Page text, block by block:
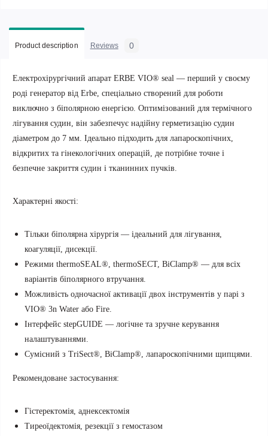
Product description Reviews 0
Електрохірургічний апарат ERBE VIO® seal — перший у своєму
роді генератор від Erbe, спеціально створений для роботи
виключно з біполярною енергією. Оптимізований для термічного
лігування судин, він забезпечує надійну герметизацію судин
діаметром до 7 мм. Ідеально підходить для лапароскопічних,
відкритих та гінекологічних операцій, де потрібне точне і
безпечне закриття судин і тканинних пучків.
Характерні якості:
Тільки біполярна хірургія — ідеальний для лігування,
коагуляції, дисекції.
Режими thermoSEAL®, thermoSECT, BiClamp® — для всіх
варіантів біполярного втручання.
Можливість одночасної активації двох інструментів у парі з
VIO® 3n Water або Fire.
Інтерфейс stepGUIDE — логічне та зручне керування
налаштуваннями.
Сумісний з TriSect®, BiClamp®, лапароскопічними щипцями.
Рекомендоване застосування:
Гістеректомія, аднексектомія
Тиреоїдектомія, резекції з гемостазом